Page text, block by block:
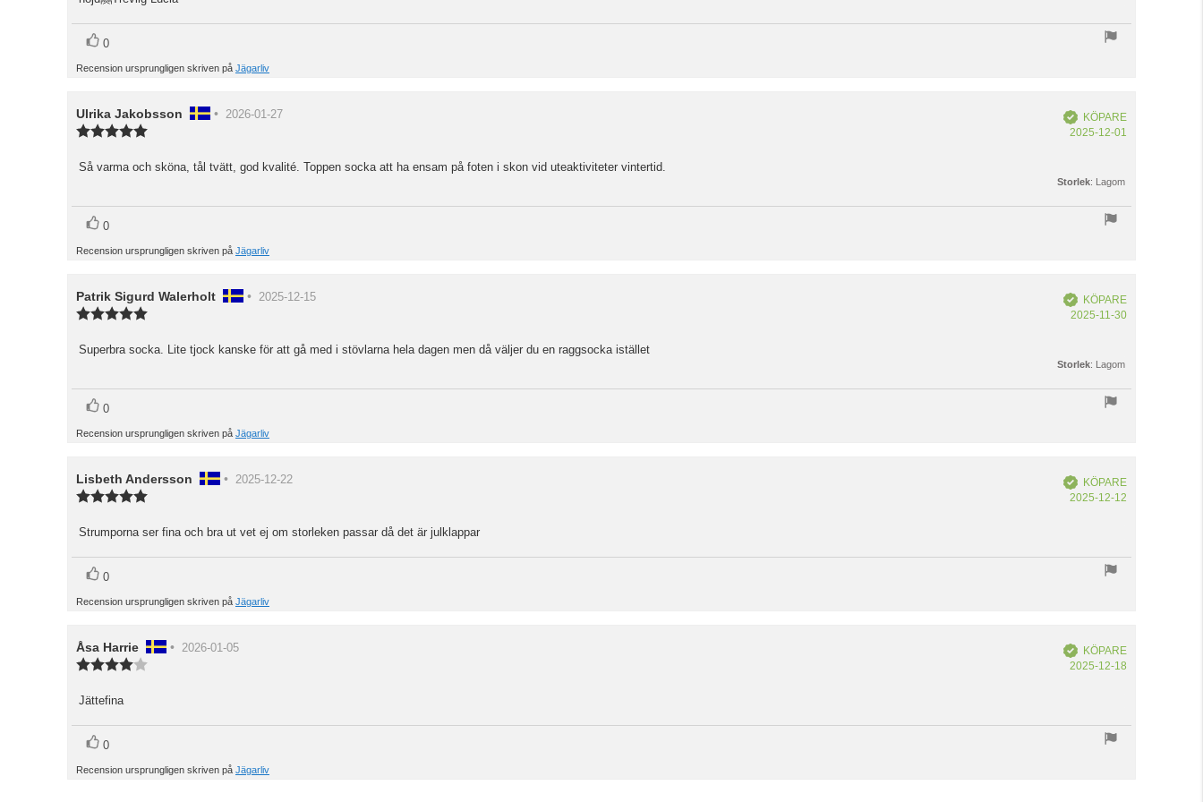
stjärnor
Rösta
0
Recension ursprungligen skriven på Jägarliv
Recensionsförfattare:
Ulrika Jakobsson • Recensionsdatum:
2026-01-27
5
Bekräftad
KÖPARE
2025-12-01
Recensionstext:
Så varma och sköna, tål tvätt, god kvalité. Toppen socka att ha ensam på foten i skon vid uteaktiviteter vintertid.
Storlek: Lagom
Rösta
0
Recension ursprungligen skriven på Jägarliv
Recensionsförfattare:
Patrik Sigurd Walerholt • Recensionsdatum:
2025-12-15
5
Bekräftad
KÖPARE
2025-11-30
Recensionstext:
Superbra socka. Lite tjock kanske för att gå med i stövlarna hela dagen men då väljer du en raggsocka istället
Storlek: Lagom
Rösta
0
Recension ursprungligen skriven på Jägarliv
Recensionsförfattare:
Lisbeth Andersson • Recensionsdatum:
2025-12-22
5
Bekräftad
KÖPARE
2025-12-12
Recensionstext:
Strumporna ser fina och bra ut vet ej om storleken passar då det är julklappar
Rösta
0
Recension ursprungligen skriven på Jägarliv
Recensionsförfattare:
Åsa Harrie • Recensionsdatum:
2026-01-05 Bekräftad
KÖPARE
2025-12-18
Recensionstext:
Jättefina
Rösta
0
Recension ursprungligen skriven på Jägarliv